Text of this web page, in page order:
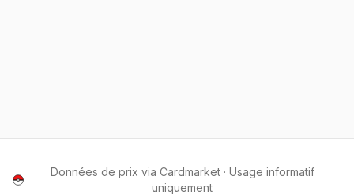
Données de prix via Cardmarket · Usage informatif
uniquement